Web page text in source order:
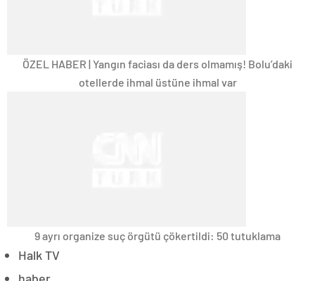
ÖZEL HABER | Yangın faciası da ders olmamış! Bolu’daki
otellerde ihmal üstüne ihmal var
9 ayrı organize suç örgütü çökertildi: 50 tutuklama
Halk TV